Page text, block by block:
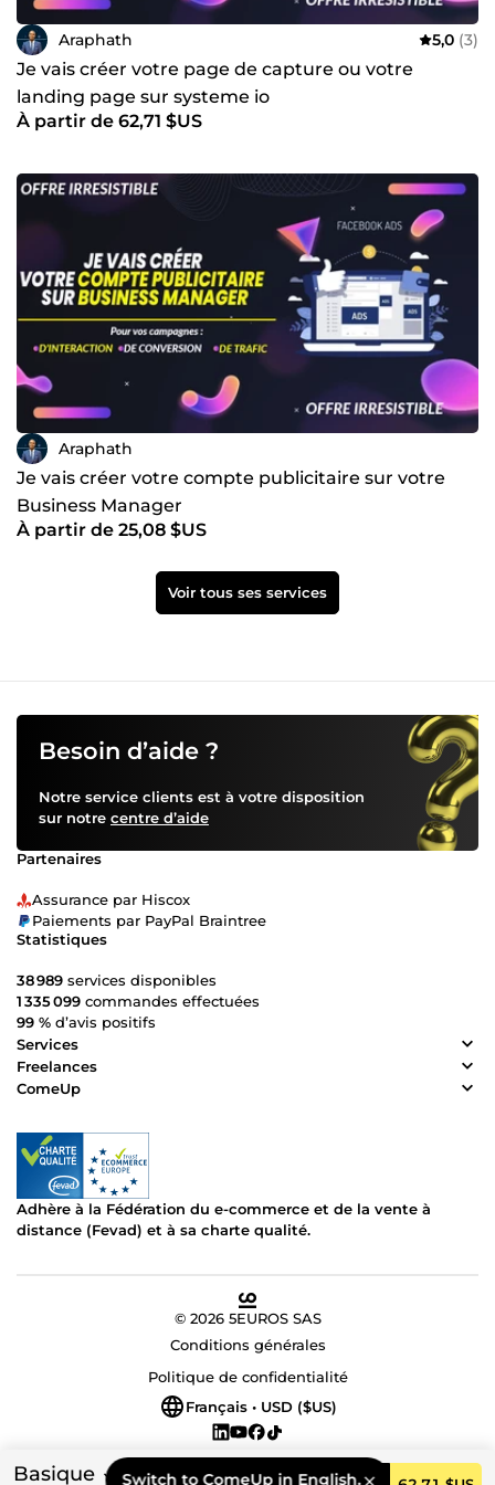
Basique
#SalesPageDesign #SalesPageTips #SalesLandingPage
#SalesPageOptimization #SalesPageStrategy
#LandingPage #LandingPageDesign
#LandingPageOptimization #LandingPageTips
#HighConvertingLandingPage #LandingPageBuilder
#LandingPageBestPractices #LandingPageExamples
#WordPress #WordPressWebsite
#WordPressDevelopment #WordPressDesign
#WordPressThemes #WordPressPlugins #WordPressTips
#WPBeginner #WPDev #WPCommunity #Elementor
#ElementorPro #ElementorDesign #ElementorTips
#ElementorAddons #ElementorTemplates
#ElementorTutorial #ElementorExperts
#ElementorCommunity #ElementorBuilder #Elementor
#ElementorPro #ElementorDesign #ElementorTips
#ElementorAddons #ElementorTemplates
#ElementorTutorial #ElementorExperts
#ElementorCommunity #ElementorBuilder
#WooCommerce #WooCommerceStore
#WooCommercePlugins #WooCommerceThemes
#WooCommerceSetup #WooCommerceTips
#WooCommerceDevelopment #WooCommerceExtensions
#WooCommerceDesign #WooCommerceTutorial
#ComptePublicitaire #AdAccount #AdsManager
#AdAccountOptimization #AdAccountStrategy
#AdAccountTips #AdAccountTroubleshooting
#AdAccountReview #BusinessManager
#BusinessManagerOptimization #CampagnePublicitaire
#AdCampaign #AdvertisingCampaign
#MarketingCampaign #CampaignStrategy
#DigitalCampaign #CampaignSuccess
#CampaignPlanning
Araphath 5,0 (3)
Je vais créer votre page de capture ou votre
landing page sur systeme io
À partir de 62,71 $US
Araphath
Je vais créer votre compte publicitaire sur votre
Business Manager
À partir de 25,08 $US
Voir tous ses services
Switch to ComeUp in English.
Besoin d’aide ?
Notre service clients est à votre disposition
sur notre centre d’aide
Partenaires
Assurance par Hiscox
Paiements par PayPal Braintree
Statistiques
38 989 services disponibles
1 335 099 commandes effectuées
99 % d’avis positifs
Services
Freelances
ComeUp
Adhère à la Fédération du e-commerce et de la vente à
distance (Fevad) et à sa charte qualité.
© 2026 5EUROS SAS
Conditions générales
Politique de confidentialité
Français • USD ($US)